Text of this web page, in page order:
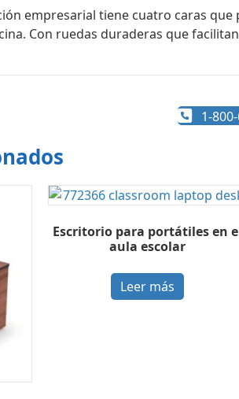
empresarial tiene cuatro caras
Con ruedas duraderas que
1-
Escritorio para portátiles en
aula escolar
Leer más